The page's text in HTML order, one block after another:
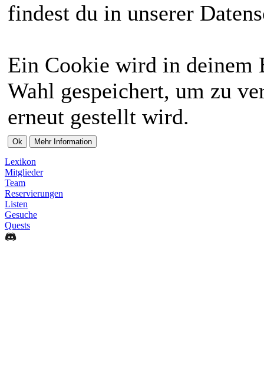
findest du in unserer
Ein Cookie wird in deinem
Wahl gespeichert, um zu
erneut gestellt wird.
Lexikon
Mitglieder
Team
Reservierungen
Listen
Gesuche
Quests